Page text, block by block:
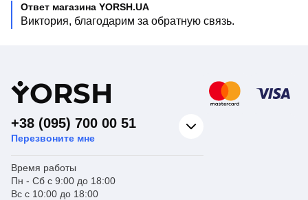
Ответ магазина YORSH.UA
Виктория, благодарим за обратную связь.
YORSH
+38 (095) 700 00 51
Перезвоните мне
Время работы
Пн - Сб с 9:00 до 18:00
Вс с 10:00 до 18:00